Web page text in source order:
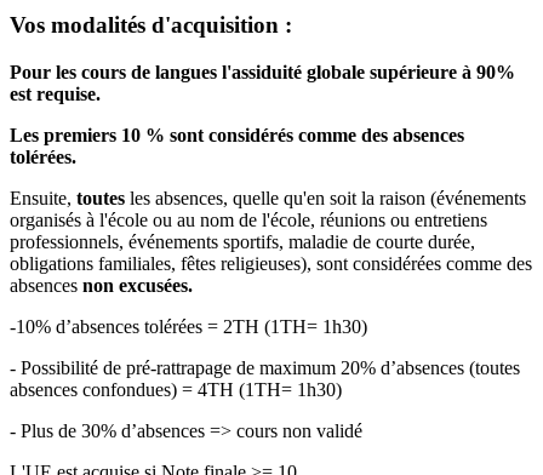
Vos modalités d'acquisition :
Pour les cours de langues l'assiduité globale supérieure à 90%
est requise.
Les premiers 10 % sont considérés comme des absences
tolérées.
Ensuite, toutes les absences, quelle qu'en soit la raison (événements
organisés à l'école ou au nom de l'école, réunions ou entretiens
professionnels, événements sportifs, maladie de courte durée,
obligations familiales, fêtes religieuses), sont considérées comme des
absences non excusées.
-10% d’absences tolérées = 2TH (1TH= 1h30)
- Possibilité de pré-rattrapage de maximum 20% d’absences (toutes
absences confondues) = 4TH (1TH= 1h30)
- Plus de 30% d’absences => cours non validé